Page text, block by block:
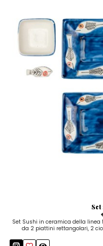
Set Sushi in ceramica della
da 2 piattini rettangolari, 2